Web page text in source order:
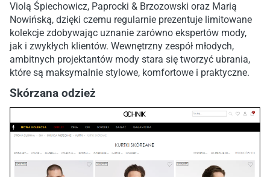
Violą Śpiechowicz, Paprocki & Brzozowski oraz Marią
Nowińską, dzięki czemu regularnie prezentuje limitowane
kolekcje zdobywając uznanie zarówno ekspertów mody,
jak i zwykłych klientów. Wewnętrzny zespół młodych,
ambitnych projektantów mody stara się tworzyć ubrania,
które są maksymalnie stylowe, komfortowe i praktyczne.
Skórzana odzież